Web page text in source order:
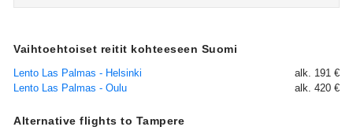
Vaihtoehtoiset reitit kohteeseen Suomi
Lento Las Palmas - Helsinki
alk. 191 €
Lento Las Palmas - Oulu
alk. 420 €
Alternative flights to Tampere